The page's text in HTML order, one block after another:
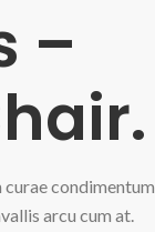
–
condimentum
arcu cum at.